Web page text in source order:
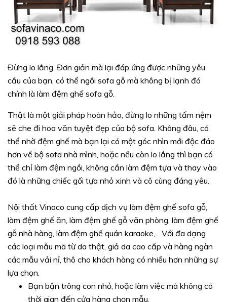
Đừng lo lắng. Đơn giản mà lại đáp ứng được những yêu
cầu của bạn, có thể ngồi sofa gỗ mà không bị lạnh đó
chính là làm đệm ghế sofa gỗ.
Thật là một giải pháp hoàn hảo, đừng lo những tấm nệm
sẽ che đi hoa văn tuyệt đẹp của bộ sofa. Không đâu, có
thể nhờ đệm ghế mà bạn lại có một góc nhìn mới độc đáo
hơn về bộ sofa nhà mình, hoặc nếu còn lo lắng thì bạn có
thể chỉ làm đệm ngồi, không cần làm đệm tựa và thay vào
đó là những chiếc gối tựa nhỏ xinh và cô cùng đáng yêu.
Nội thất Vinaco cung cấp dịch vụ làm đệm ghế sofa gỗ,
làm đệm ghế ăn, làm đệm ghế gỗ văn phòng, làm đệm ghế
gỗ nhà hàng, làm đệm ghế quán karaoke,... Với đa dạng
các loại mẫu mã từ da thật, giả da cao cấp và hàng ngàn
các mẫu vải nỉ, thô cho khách hàng có nhiều hơn những sự
lựa chọn.
Bạn bận trông con nhỏ, hoặc làm việc mà không có
thời gian đến cửa hàng chọn mẫu.